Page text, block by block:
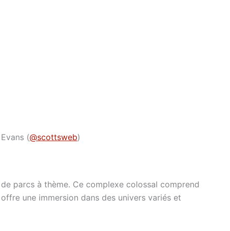
(@scottsweb)
parcs à thème. Ce complexe colossal comprend
une immersion dans des univers variés et